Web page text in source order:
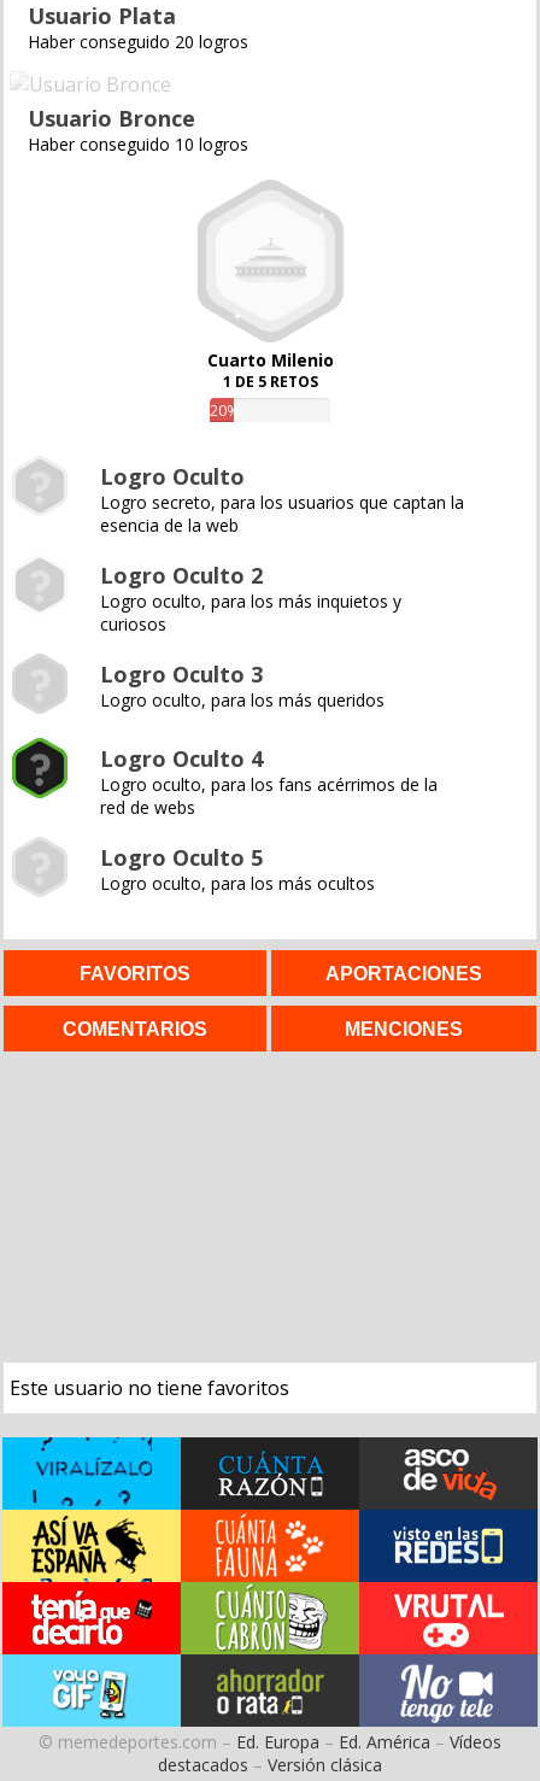
Usuario Plata
Haber conseguido 20 logros
Usuario Bronce
Haber conseguido 10 logros
Cuarto Milenio
1 DE 5 RETOS
20%
Logro Oculto
Logro secreto, para los usuarios que captan la
esencia de la web
Logro Oculto 2
Logro oculto, para los más inquietos y
curiosos
Logro Oculto 3
Logro oculto, para los más queridos
Logro Oculto 4
Logro oculto, para los fans acérrimos de la
red de webs
Logro Oculto 5
Logro oculto, para los más ocultos
FAVORITOS APORTACIONES
COMENTARIOS MENCIONES
Este usuario no tiene favoritos
© memedeportes.com – Ed. Europa – Ed. América – Vídeos
destacados – Versión clásica